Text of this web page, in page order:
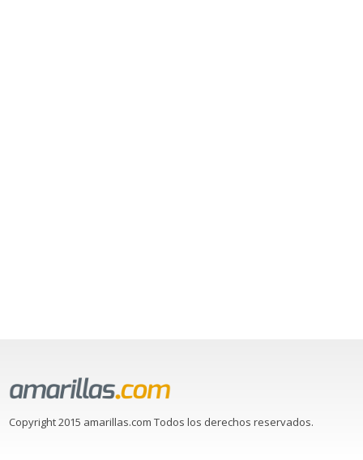
Copyright 2015 amarillas.com Todos los derechos reservados.